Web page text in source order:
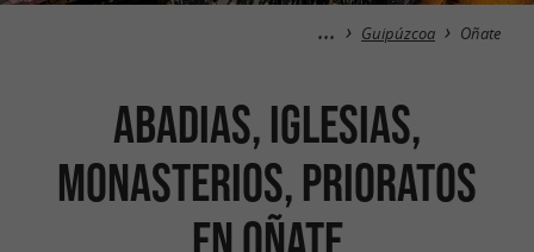
Guipúzcoa Oñate
Abadias, Iglesias,
Monasterios, Prioratos
en Oñate